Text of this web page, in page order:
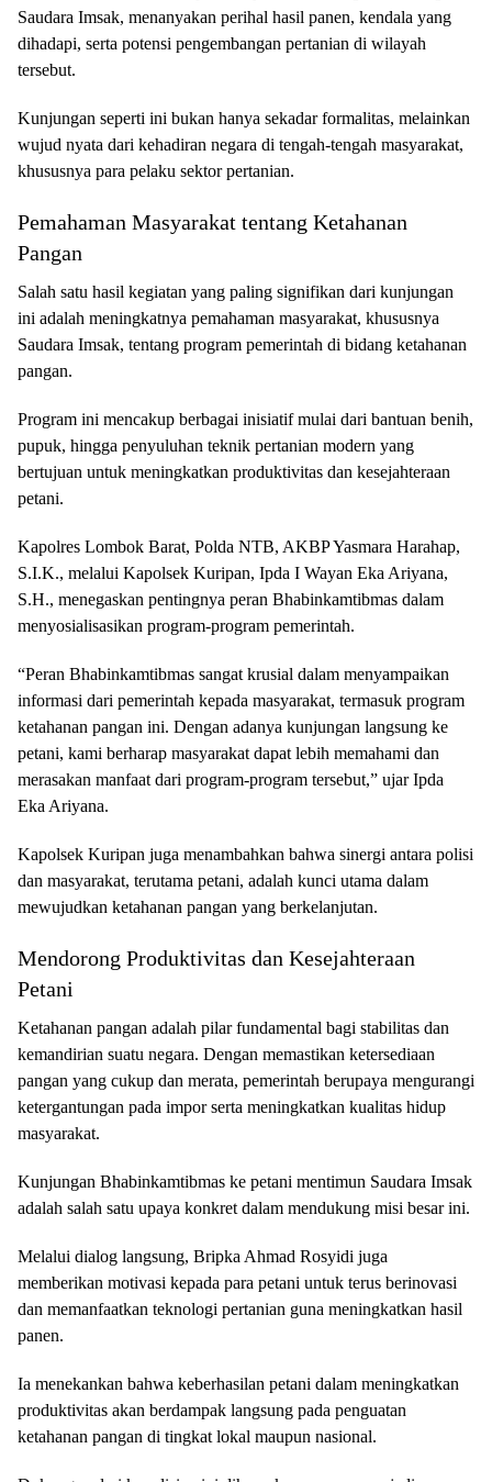
Saudara Imsak, menanyakan perihal hasil panen, kendala yang
dihadapi, serta potensi pengembangan pertanian di wilayah
tersebut.
Kunjungan seperti ini bukan hanya sekadar formalitas, melainkan
wujud nyata dari kehadiran negara di tengah-tengah masyarakat,
khususnya para pelaku sektor pertanian.
Pemahaman Masyarakat tentang Ketahanan
Pangan
Salah satu hasil kegiatan yang paling signifikan dari kunjungan
ini adalah meningkatnya pemahaman masyarakat, khususnya
Saudara Imsak, tentang program pemerintah di bidang ketahanan
pangan.
Program ini mencakup berbagai inisiatif mulai dari bantuan benih,
pupuk, hingga penyuluhan teknik pertanian modern yang
bertujuan untuk meningkatkan produktivitas dan kesejahteraan
petani.
Kapolres Lombok Barat, Polda NTB, AKBP Yasmara Harahap,
S.I.K., melalui Kapolsek Kuripan, Ipda I Wayan Eka Ariyana,
S.H., menegaskan pentingnya peran Bhabinkamtibmas dalam
menyosialisasikan program-program pemerintah.
“Peran Bhabinkamtibmas sangat krusial dalam menyampaikan
informasi dari pemerintah kepada masyarakat, termasuk program
ketahanan pangan ini. Dengan adanya kunjungan langsung ke
petani, kami berharap masyarakat dapat lebih memahami dan
merasakan manfaat dari program-program tersebut,” ujar Ipda
Eka Ariyana.
Kapolsek Kuripan juga menambahkan bahwa sinergi antara polisi
dan masyarakat, terutama petani, adalah kunci utama dalam
mewujudkan ketahanan pangan yang berkelanjutan.
Mendorong Produktivitas dan Kesejahteraan
Petani
Ketahanan pangan adalah pilar fundamental bagi stabilitas dan
kemandirian suatu negara. Dengan memastikan ketersediaan
pangan yang cukup dan merata, pemerintah berupaya mengurangi
ketergantungan pada impor serta meningkatkan kualitas hidup
masyarakat.
Kunjungan Bhabinkamtibmas ke petani mentimun Saudara Imsak
adalah salah satu upaya konkret dalam mendukung misi besar ini.
Melalui dialog langsung, Bripka Ahmad Rosyidi juga
memberikan motivasi kepada para petani untuk terus berinovasi
dan memanfaatkan teknologi pertanian guna meningkatkan hasil
panen.
Ia menekankan bahwa keberhasilan petani dalam meningkatkan
produktivitas akan berdampak langsung pada penguatan
ketahanan pangan di tingkat lokal maupun nasional.